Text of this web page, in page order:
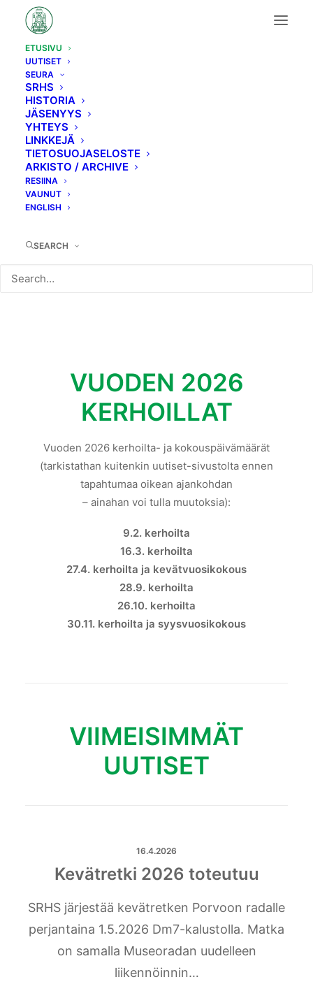
ETUSIVU
UUTISET
SEURA
SRHS
HISTORIA
JÄSENYYS
YHTEYS
LINKKEJÄ
TIETOSUOJASELOSTE
ARKISTO / ARCHIVE
RESIINA
VAUNUT
ENGLISH
SEARCH
Rautateitä
historiaa
VUODEN 2026
KERHOILLAT
Vuoden 2026 kerhoilta- ja kokouspäivämäärät
(tarkistathan kuitenkin uutiset-sivustolta ennen
tapahtumaa oikean ajankohdan
– ainahan voi tulla muutoksia):
9.2. kerhoilta
16.3. kerhoilta
27.4. kerhoilta ja kevätvuosikokous
28.9. kerhoilta
26.10. kerhoilta
30.11. kerhoilta ja syysvuosikokous
VIIMEISIMMÄT
UUTISET
16.4.2026
Kevätretki 2026 toteutuu
SRHS järjestää kevätretken Porvoon radalle
perjantaina 1.5.2026 Dm7-kalustolla. Matka
on samalla Museoradan uudelleen
liikennöinnin…